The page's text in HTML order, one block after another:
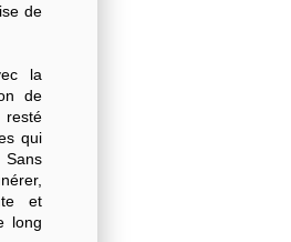
de
la
de
resté
qui
Sans
et
long